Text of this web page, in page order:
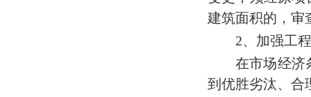
建筑面积的，审
2、加强工
在市场经济
到优胜劣汰、合